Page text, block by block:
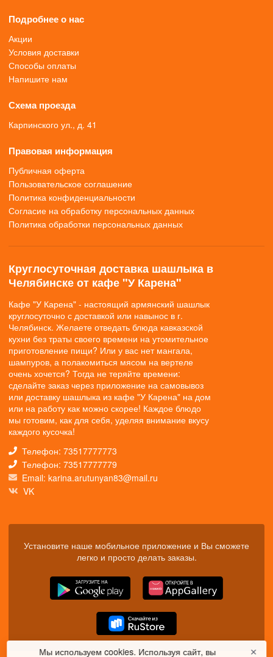
Подробнее о нас
Акции
Условия доставки
Способы оплаты
Напишите нам
Схема проезда
Карпинского ул., д. 41
Правовая информация
Публичная оферта
Пользовательское соглашение
Политика конфиденциальности
Согласие на обработку персональных данных
Политика обработки персональных данных
Круглосуточная доставка шашлыка в
Челябинске от кафе "У Карена"
Кафе "У Карена" - настоящий армянский шашлык
круглосуточно с доставкой или навынос в г.
Челябинск. Желаете отведать блюда кавказской
кухни без траты своего времени на утомительное
приготовление пищи? Или у вас нет мангала,
шампуров, а полакомиться мясом на вертеле
очень хочется? Тогда не теряйте времени:
сделайте заказ через приложение на самовывоз
или доставку шашлыка из кафе "У Карена" на дом
или на работу как можно скорее! Каждое блюдо
мы готовим, как для себя, уделяя внимание вкусу
каждого кусочка!
Телефон: 73517777773
Телефон: 73517777779
Email: karina.arutunyan83@mail.ru
VK
Установите наше мобильное приложение и Вы сможете
легко и просто делать заказы.
Мы используем cookies. Используя сайт, вы ✕